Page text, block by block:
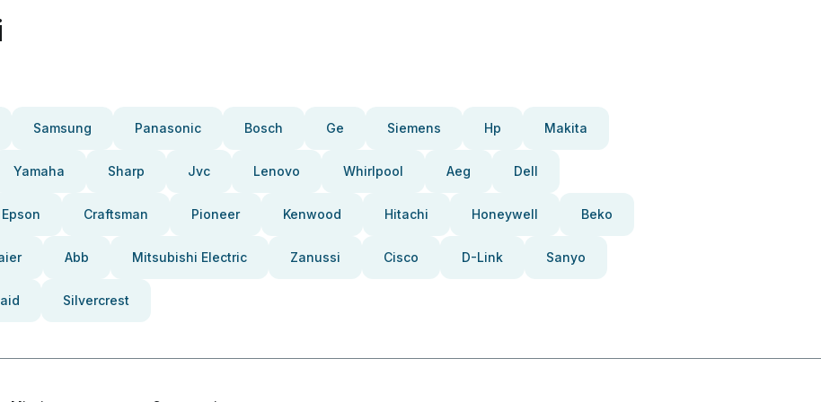
Samsung Panasonic Bosch Ge Siemens Hp Makita
Yamaha Sharp Jvc Lenovo Whirlpool Aeg Dell
Epson Craftsman Pioneer Kenwood Hitachi Honeywell Beko
Abb Mitsubishi Electric Zanussi Cisco D-Link Sanyo
Silvercrest